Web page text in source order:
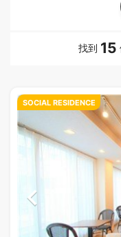
找到 15
SOCIAL RESIDENCE